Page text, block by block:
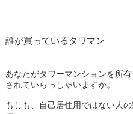
誰が買っているタワマン
あなたがタワーマンションを所
されていらっしゃいますか。
もしも、自己居住用ではない人